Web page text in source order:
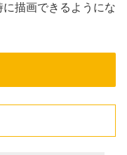
描画できるようにな